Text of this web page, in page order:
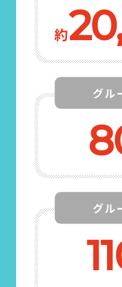
約
グル
グル